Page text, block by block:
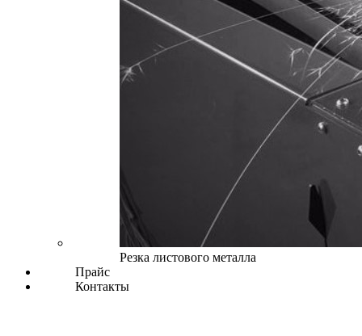
Резка листового металла
Прайс
Контакты